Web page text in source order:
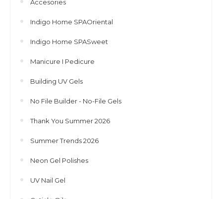
Accesories
Indigo Home SPAOriental
Indigo Home SPASweet
Manicure I Pedicure
Building UV Gels
No File Builder - No-File Gels
Thank You Summer 2026
Summer Trends 2026
Neon Gel Polishes
UV Nail Gel